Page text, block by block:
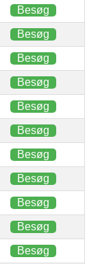
Besøg
Besøg
Besøg
Besøg
Besøg
Besøg
Besøg
Besøg
Besøg
Besøg
Besøg